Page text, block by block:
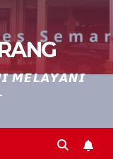
𝙈𝙀𝙇𝘼𝙔𝘼𝙉𝙄